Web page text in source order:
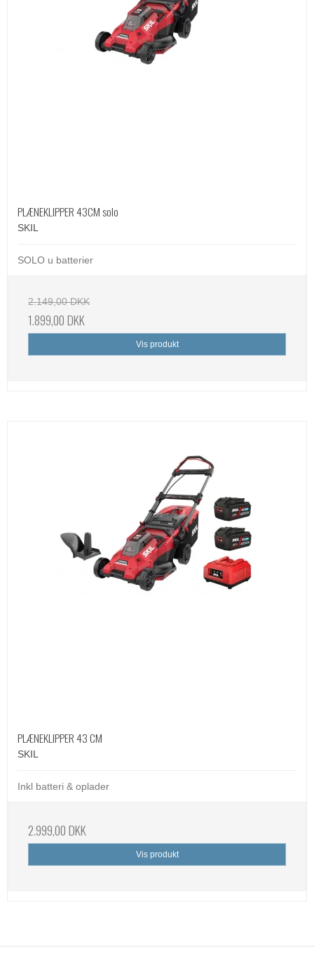
PLÆNEKLIPPER 43CM solo
SKIL
SOLO u batterier
2.149,00 DKK
1.899,00 DKK
Vis produkt
PLÆNEKLIPPER 43 CM
SKIL
Inkl batteri & oplader
2.999,00 DKK
Vis produkt